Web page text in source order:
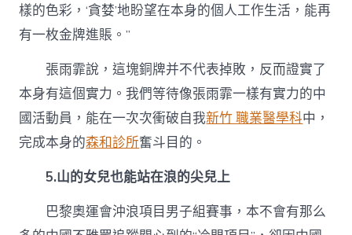
樣的色彩，‘貪婪’地盼望在本身的個人工作生活，能再
有一枚金牌進賬。”
張雨霏說，這塊銅牌并不代表掉敗，反而證實了
本身有這個實力。我們等待像張雨霏一樣有實力的中
國活動員，能在一次次衝破自我新竹 職業醫學科中，
完成本身的森和診所奮斗目的。
5.山的女兒也能站在浪的尖兒上
巴黎奧運會沖浪項目男子組賽事，本不會有那么